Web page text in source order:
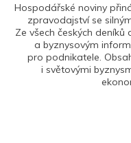
Hospodářské noviny
zpravodajství se
Ze všech českých
a byznysovým
pro podnikatele.
i světovými